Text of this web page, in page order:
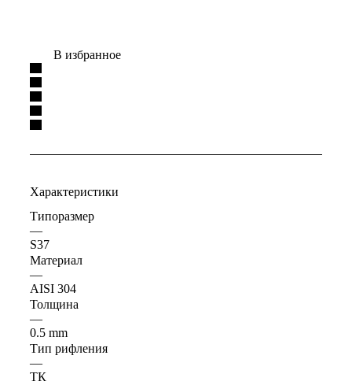
В избранное
Характеристики
Типоразмер
—
S37
Материал
—
AISI 304
Толщина
—
0.5 mm
Тип рифления
—
ТК